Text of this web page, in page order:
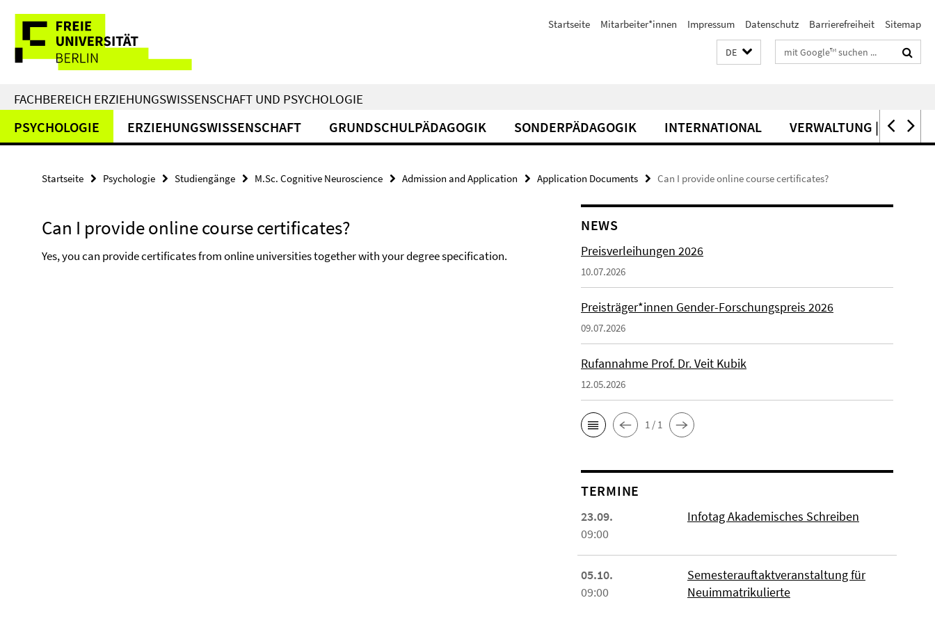
direkt
Inhalt
Service-
Navigation
Startseite Mitarbeiter*innen Impressum Datenschutz Barrierefreiheit Sitemap
DE Suchbegriffe
FACHBEREICH ERZIEHUNGSWISSENSCHAFT UND PSYCHOLOGIE
PSYCHOLOGIE ERZIEHUNGSWISSENSCHAFT GRUNDSCHULPÄDAGOGIK SONDERPÄDAGOGIK INTERNATIONAL VERWALTUNG | SERVICE
Startseite Psychologie Studiengänge M.Sc. Cognitive Neuroscience Admission and Application Application Documents Can I provide online course certificates?
Can I provide online course certificates?
Yes, you can provide certificates from online universities together with your degree specification.
NEWS
Preisverleihungen 2026
10.07.2026
Preisträger*innen Gender-Forschungspreis 2026
09.07.2026
Rufannahme Prof. Dr. Veit Kubik
12.05.2026
1 / 1
TERMINE
23.09.
09:00
Infotag Akademisches Schreiben
05.10.
09:00
Semesterauftaktveranstaltung für
Neuimmatrikulierte